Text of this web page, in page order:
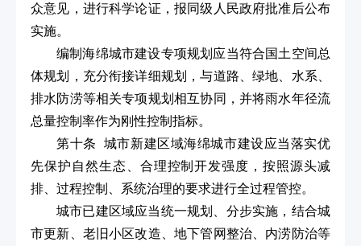
众意见，进行科学论证，报同级人民政府批准后公布
实施。
编制海绵城市建设专项规划应当符合国土空间总
体规划，充分衔接详细规划，与道路、绿地、水系、
排水防涝等相关专项规划相互协同，并将雨水年径流
总量控制率作为刚性控制指标。
第十条 城市新建区域海绵城市建设应当落实优
先保护自然生态、合理控制开发强度，按照源头减
排、过程控制、系统治理的要求进行全过程管控。
城市已建区域应当统一规划、分步实施，结合城
市更新、老旧小区改造、地下管网整治、内涝防治等